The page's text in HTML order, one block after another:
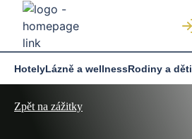
HotelyLázně a wellnessRodiny a děti
Zpět na zážitky